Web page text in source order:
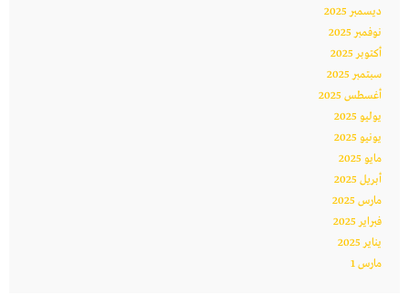
ديسمبر 2025
نوفمبر 2025
أكتوبر 2025
سبتمبر 2025
أغسطس 2025
يوليو 2025
يونيو 2025
مايو 2025
أبريل 2025
مارس 2025
فبراير 2025
يناير 2025
مارس 1